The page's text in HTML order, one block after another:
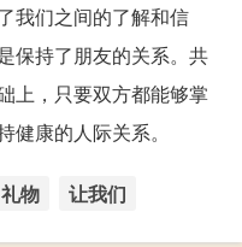
我们之间的了解和信
保持了朋友的关系。共
上，只要双方都能够掌
康的人际关系。
礼物 让我们